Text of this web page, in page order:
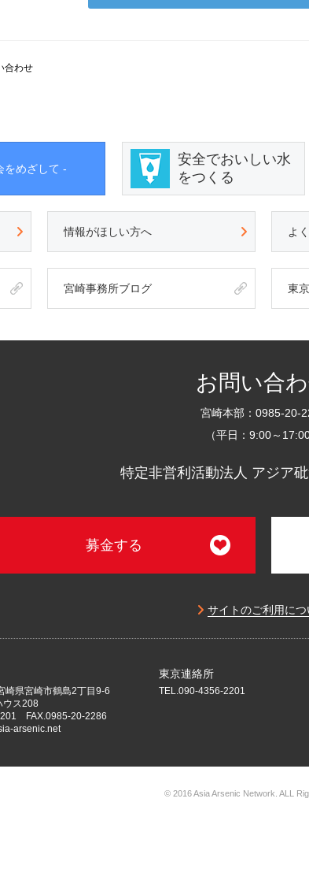
合わせ
をめざして -
安全でおいしい水
をつくる
情報がほしい方へ よ
宮崎事務所ブログ 東
お問い合
宮崎本部：0985-20-
（平日：9:00～17:00
特定非営利活動法人 アジア
募金する
サイトのご利用につ
県宮崎市鶴島2丁目9-6
ウス208
FAX.0985-20-2286
arsenic.net
東京連絡所
TEL.090-4356-2201
© 2016 Asia Arsenic Network. ALL